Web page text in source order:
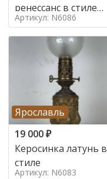
ренессанс в стиле
ренессанс,
Артикул: N6086
Ярославль
19 000₽
Керосинка латунь в
стиле
Артикул: N6083